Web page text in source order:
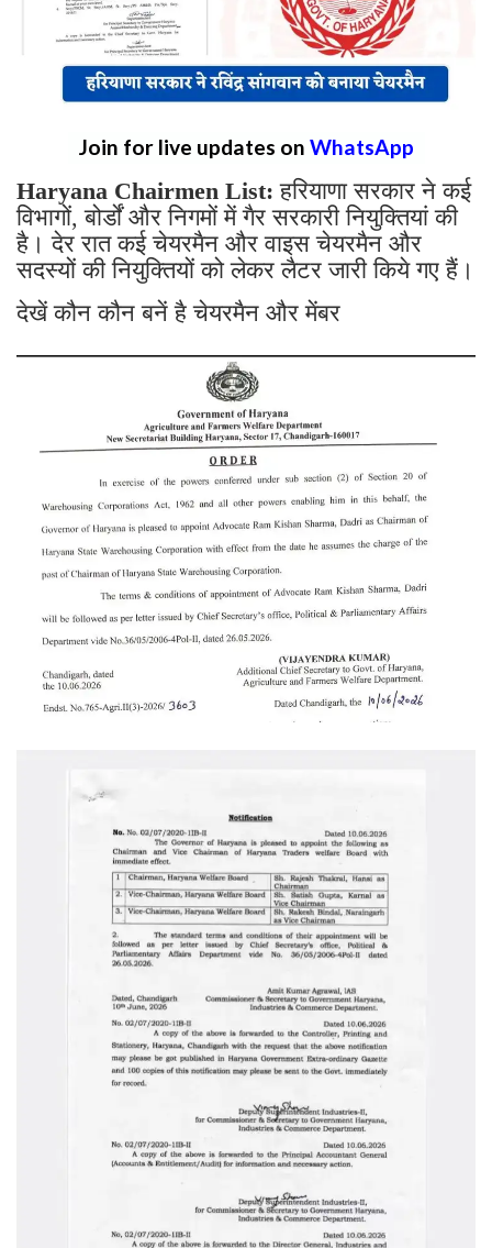
Join for live updates on WhatsApp
Haryana Chairmen List: हरियाणा सरकार ने कई
विभागों, बोर्डों और निगमों में गैर सरकारी नियुक्तियां की
है। देर रात कई चेयरमैन और वाइस चेयरमैन और
सदस्यों की नियुक्तियों को लेकर लैटर जारी किये गए हैं।
देखें कौन कौन बनें है चेयरमैन और मेंबर